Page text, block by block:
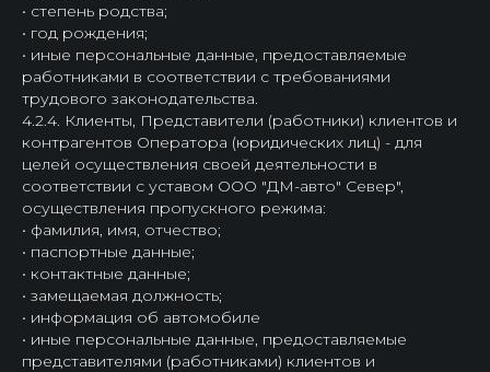
• степень родства;
• год рождения;
• иные персональные данные, предоставляемые
работниками в соответствии с требованиями
трудового законодательства.
4.2.4. Клиенты, Представители (работники) клиентов и
контрагентов Оператора (юридических лиц) - для
целей осуществления своей деятельности в
соответствии с уставом ООО "ДМ-авто" Север",
осуществления пропускного режима:
• фамилия, имя, отчество;
• паспортные данные;
• контактные данные;
• замещаемая должность;
• информация об автомобиле
• иные персональные данные, предоставляемые
представителями (работниками) клиентов и